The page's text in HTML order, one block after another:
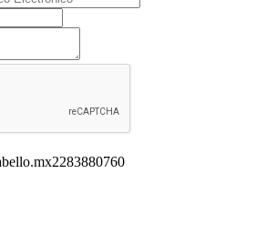
2283880760